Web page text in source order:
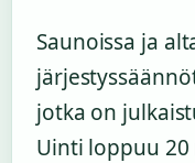
Saunoissa ja
jotka on
Uinti loppuu